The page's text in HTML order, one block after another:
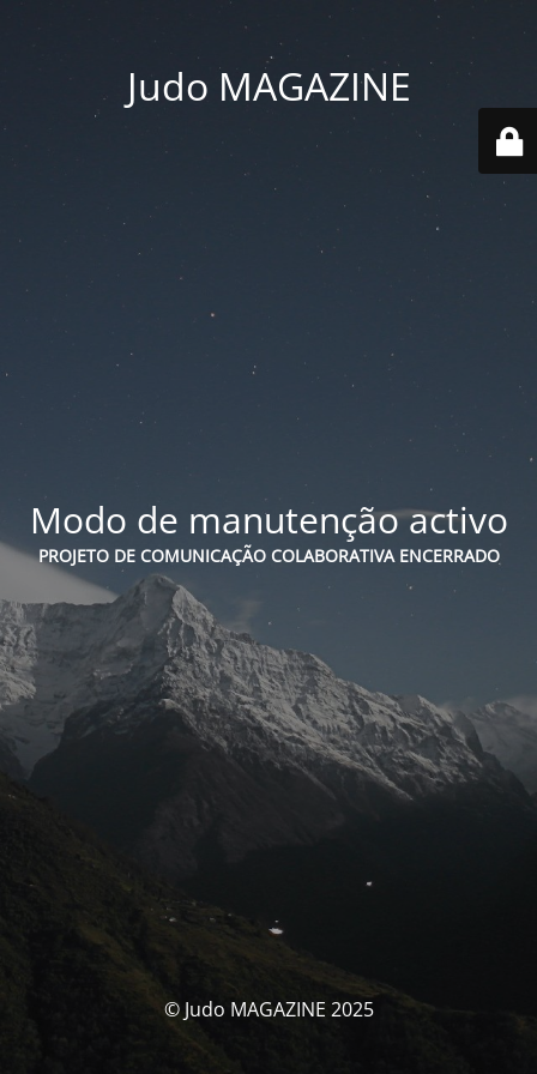
Judo MAGAZINE
Modo de manutenção activo
PROJETO DE COMUNICAÇÃO COLABORATIVA ENCERRADO
© Judo MAGAZINE 2025